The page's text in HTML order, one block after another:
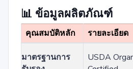
📊 ข้อมูลผลิตภัณฑ์
คุณสมบัติหลัก รายละเอียด
มาตรฐานการ
USDA